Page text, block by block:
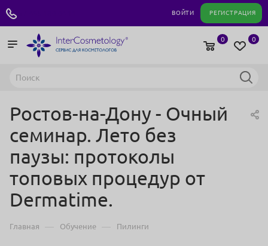
ВОЙТИ РЕГИСТРАЦИЯ
0
0
Ростов-на-Дону - Очный
семинар. Лето без
паузы: протоколы
топовых процедур от
Dermatime.
Главная — Обучение — Пилинги